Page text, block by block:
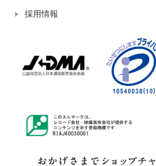
採用情報